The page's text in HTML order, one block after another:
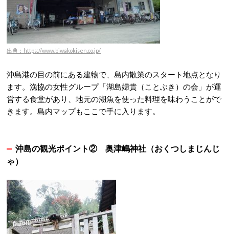
出典：https://www.biwakokisen.co.jp/
沖島港の目の前にある建物で、島内散策のスタート地点となり
ます。 漁協の女性グループ「湖島婦貴（ことぶき）の会」が運
営する食堂があり、地元の湖魚を使った料理を味わうことがで
きます。 島内マップもここで手に入ります。
沖島の観光ポイント② 奥津嶋神社（おくつしまじんじ
ゃ）